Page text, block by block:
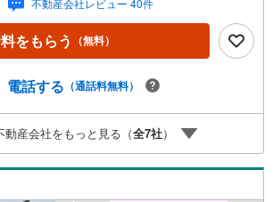
・LINEやZOOMなど無料のアプリですぐにご
けます・リモート見学はスタッフがご興味ある
から映像をお届けします・写真では伝わりにく
などもしっかり確認できます・リモート相談は
ーと1対1で・バーチャル背景でプライバシー
いパートナーに変わって予め確認も・別々の
みんなで参加もできます・お気軽にご相談下
間～9:30～18:30こちらのお時間でしたらお電
せがスムーズですお気軽にお問合せください
不動産会社レビュー 40件
をもらう （無料）
電話する （通話料無料）
動産会社をもっと見る（全7社）